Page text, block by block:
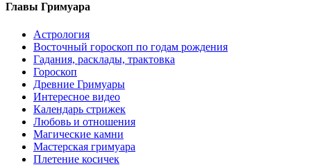
Главы Гримуара
Астрология
Восточный гороскоп по годам рождения
Гадания, расклады, трактовка
Гороскоп
Древние Гримуары
Интересное видео
Календарь стрижек
Любовь и отношения
Магические камни
Мастерская гримуара
Плетение косичек